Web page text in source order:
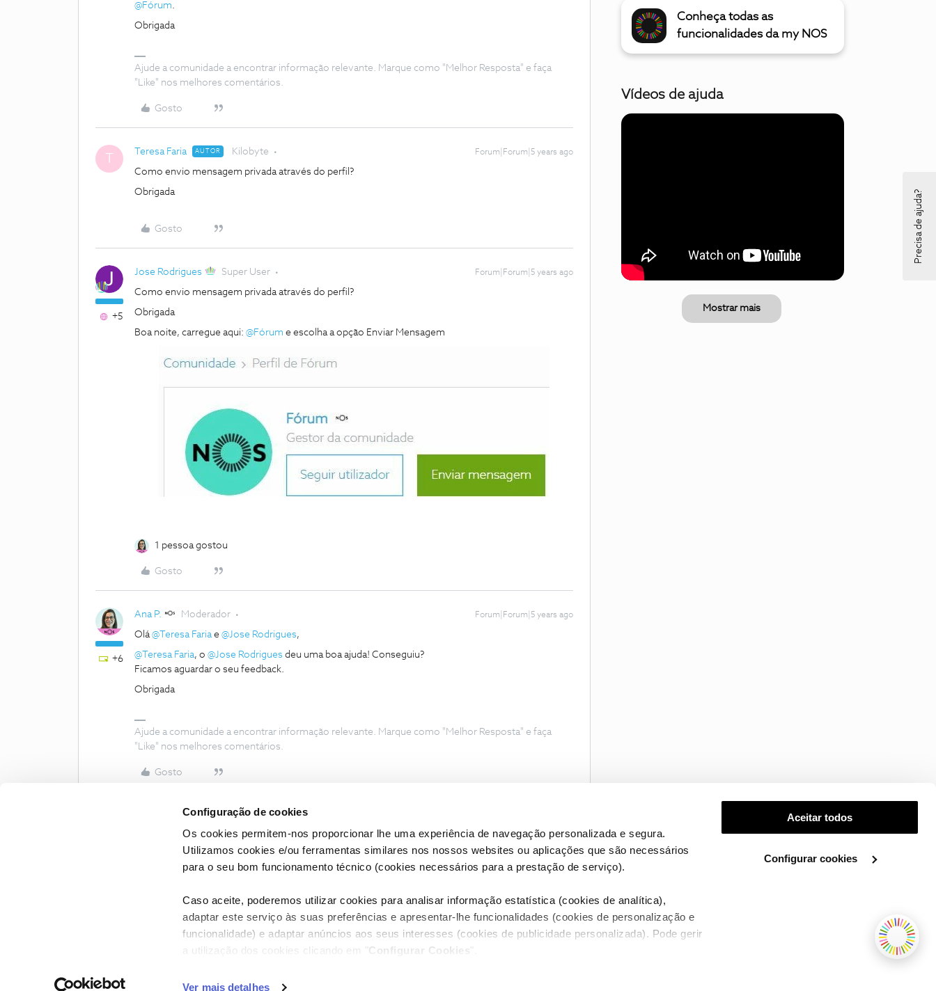
Configuração de cookies
Os cookies permitem-nos proporcionar lhe uma experiência de navegação personalizada e segura.
Utilizamos cookies e/ou ferramentas similares nos nossos websites ou aplicações que são necessários
para o seu bom funcionamento técnico (cookies necessários para a prestação de serviço).
Caso aceite, poderemos utilizar cookies para analisar informação estatística (cookies de analítica),
adaptar este serviço às suas preferências e apresentar-lhe funcionalidades (cookies de personalização e
funcionalidade) e adaptar anúncios aos seus interesses (cookies de publicidade personalizada). Pode gerir
a utilização dos cookies clicando em " Configurar Cookies ".
Ver mais detalhes
Aceitar todos
Configurar cookies
@Fórum.
Obrigada
Ajude a comunidade a encontrar informação relevante. Marque como "Melhor Resposta" e faça
"Like" nos melhores comentários.
Gosto
Teresa Faria AUTOR Kilobyte Forum|Forum|5 years ago
Como envio mensagem privada através do perfil?
Obrigada
Gosto
+5
Jose Rodrigues Super User Forum|Forum|5 years ago
Como envio mensagem privada através do perfil?
Obrigada
Boa noite, carregue aqui: @Fórum e escolha a opção Enviar Mensagem
1 pessoa gostou
Gosto
+6
Ana P. Moderador Forum|Forum|5 years ago
Olá@Teresa Fariae @Jose Rodrigues,
@Teresa Faria, o @Jose Rodrigues deu uma boa ajuda! Conseguiu?
Ficamos aguardar o seu feedback.
Obrigada
Ajude a comunidade a encontrar informação relevante. Marque como "Melhor Resposta" e faça
"Like" nos melhores comentários.
Gosto
Conheça todas as
funcionalidades da my NOS
Vídeos de ajuda
Mostrar mais
Condições do Fórum NOS Accessibility statement
Precisa de ajuda?